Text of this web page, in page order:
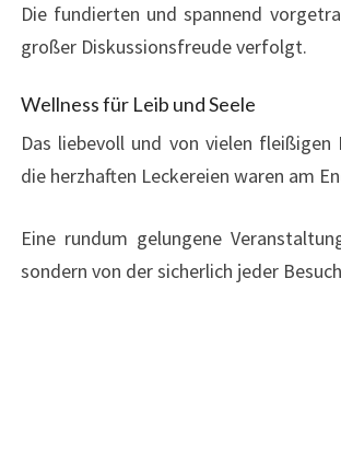
Die fundierten und spannend
großer Diskussionsfreude verfolgt.
Wellness für Leib und Seele
Das liebevoll und von vielen
die herzhaften Leckereien waren am
Eine rundum gelungene
sondern von der sicherlich jeder